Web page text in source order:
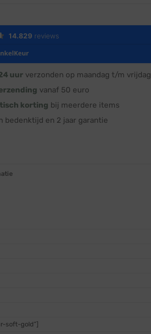
uur verzonden op maandag t/m vrijdag
vanaf 50 euro
korting bij meerdere items
bedenktijd en 2 jaar garantie
soft-gold”]